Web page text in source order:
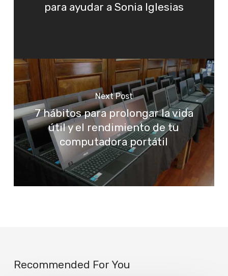
para ayudar a Sonia Iglesias
Next Post
7 hábitos para prolongar la vida
útil y el rendimiento de tu
computadora portátil
Recommended For You